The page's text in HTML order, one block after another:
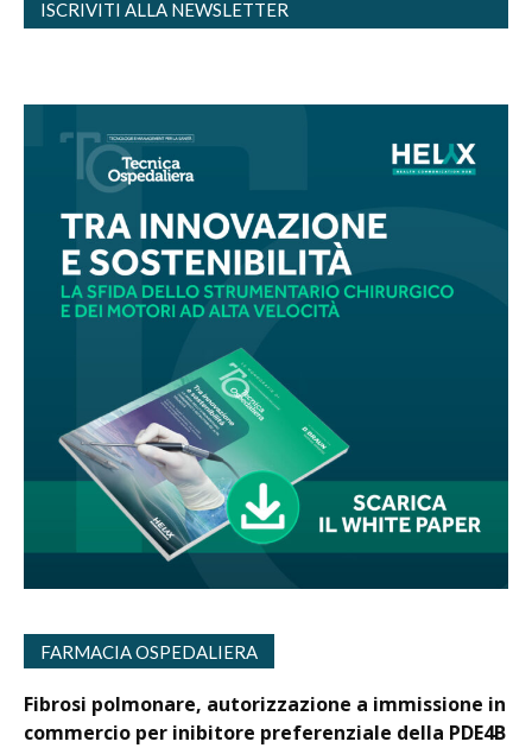
ISCRIVITI ALLA NEWSLETTER
FARMACIA OSPEDALIERA
Fibrosi polmonare, autorizzazione a immissione in
commercio per inibitore preferenziale della PDE4B